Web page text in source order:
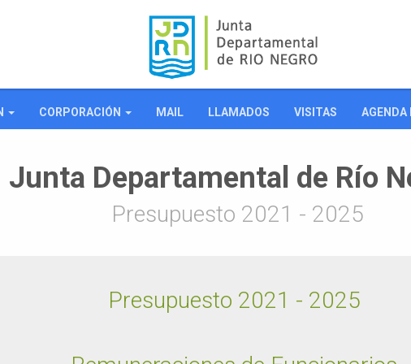
CORPORACIÓN MAIL LLAMADOS VISITAS AGENDA
Junta Departamental de Río
Presupuesto 2021 - 2025
Presupuesto 2021 - 2025